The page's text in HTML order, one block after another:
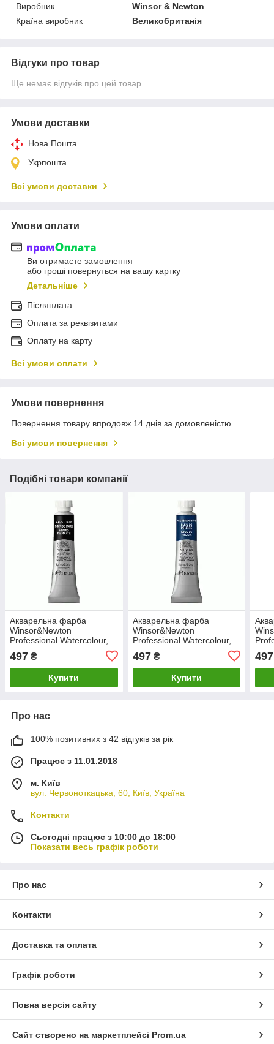
Виробник
Winsor & Newton
Країна виробник
Великобританія
Відгуки про товар
Ще немає відгуків про цей товар
Умови доставки
Нова Пошта
Укрпошта
Всі умови доставки
Умови оплати
Ви отримаєте замовлення
або гроші повернуться на вашу картку
Детальніше
Післяплата
Оплата за реквізитами
Оплату на карту
Всі умови оплати
Умови повернення
Повернення товару впродовж 14 днів за домовленістю
Всі умови повернення
Подібні товари компанії
Акварельна фарба
Winsor&Newton
Professional Watercolour,
497 ₴
Купити
Акварельна фарба
Winsor&Newton
Professional Watercolour,
497₴
Купити
497
Про нас
100% позитивних з 42 відгуків за рік
Працює з 11.01.2018
м. Київ
вул. Червоноткацька, 60, Київ, Україна
Контакти
Сьогодні працює з 10:00 до 18:00
Показати весь графік роботи
Про нас
Контакти
Доставка та оплата
Графік роботи
Повна версія сайту
Сайт створено на маркетплейсі Prom.ua